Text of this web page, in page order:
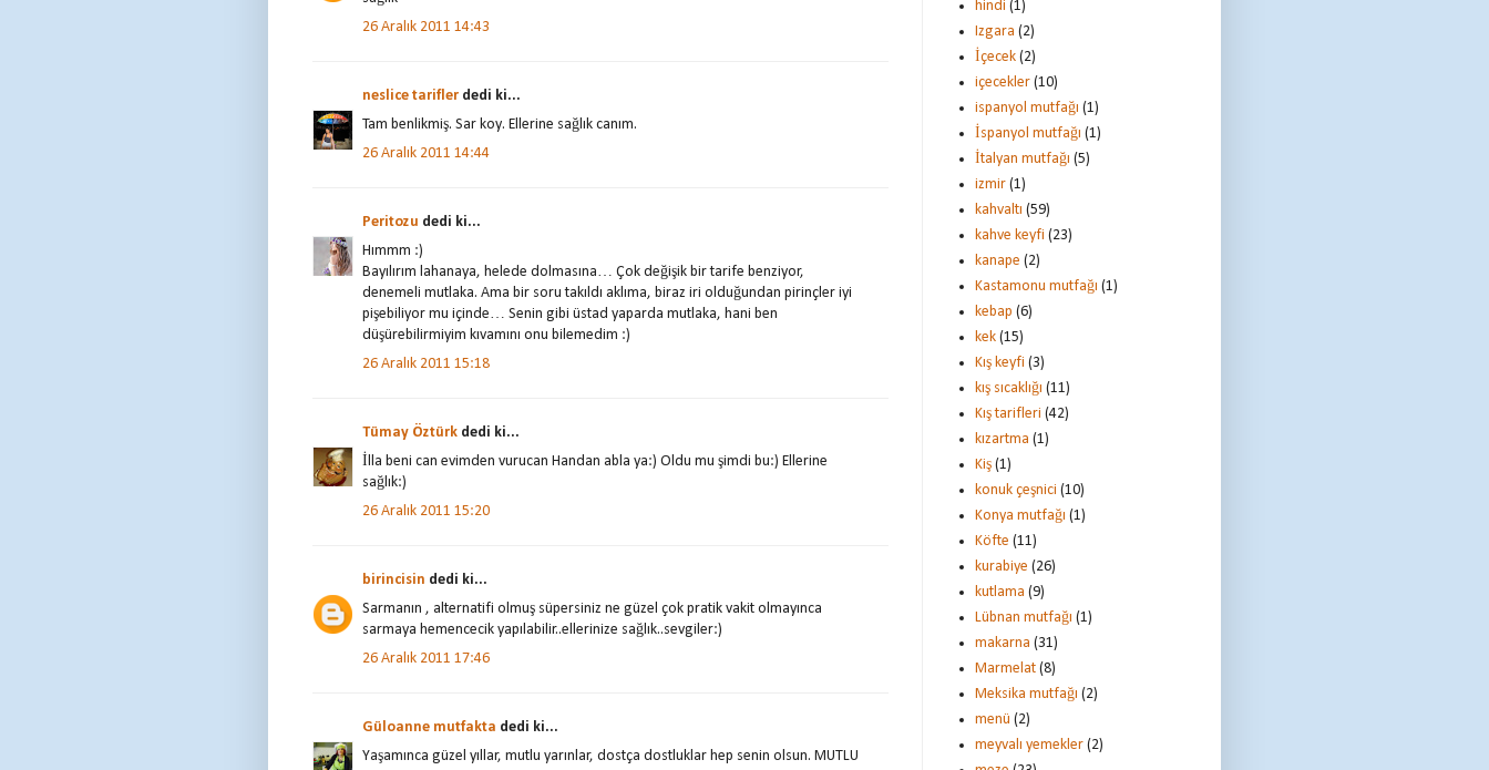
26 Aralık 2011 14:43
neslice tarifler dedi ki...
Tam benlikmiş. Sar koy. Ellerine sağlık canım.
26 Aralık 2011 14:44
Peritozu dedi ki...
Hımmm :)
Bayılırım lahanaya, helede dolmasına… Çok değişik bir tarife benziyor,
denemeli mutlaka. Ama bir soru takıldı aklıma, biraz iri olduğundan pirinçler iyi
pişebiliyor mu içinde… Senin gibi üstad yaparda mutlaka, hani ben
düşürebilirmiyim kıvamını onu bilemedim :)
26 Aralık 2011 15:18
Tümay Öztürk dedi ki...
İlla beni can evimden vurucan Handan abla ya:) Oldu mu şimdi bu:) Ellerine
sağlık:)
26 Aralık 2011 15:20
birincisin dedi ki...
Sarmanın , alternatifi olmuş süpersiniz ne güzel çok pratik vakit olmayınca
sarmaya hemencecik yapılabilir..ellerinize sağlık..sevgiler:)
26 Aralık 2011 17:46
Güloanne mutfakta dedi ki...
Yaşamınca güzel yıllar, mutlu yarınlar, dostça dostluklar hep senin olsun. MUTLU
hindi (1)
Izgara (2)
İçecek (2)
içecekler (10)
ispanyol mutfağı (1)
İspanyol mutfağı (1)
İtalyan mutfağı (5)
izmir (1)
kahvaltı (59)
kahve keyfi (23)
kanape (2)
Kastamonu mutfağı (1)
kebap (6)
kek (15)
Kış keyfi (3)
kış sıcaklığı (11)
Kış tarifleri (42)
kızartma (1)
Kiş (1)
konuk çeşnici (10)
Konya mutfağı (1)
Köfte (11)
kurabiye (26)
kutlama (9)
Lübnan mutfağı (1)
makarna (31)
Marmelat (8)
Meksika mutfağı (2)
menü (2)
meyvalı yemekler (2)